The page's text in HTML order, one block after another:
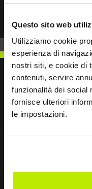
Questo sito web
Utilizziamo cookie
esperienza di
nostri siti, e cookie di
contenuti, servire
funzionalità dei social
fornisce ulteriori
le impostazioni.
Restiamo in